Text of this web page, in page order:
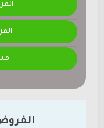
الفرض 2-
الفرض 1-